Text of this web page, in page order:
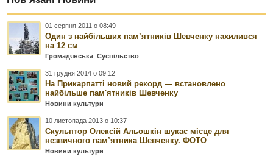
01 серпня 2011 о 08:49
Один з найбільших пам’ятників Шевченку нахилився
на 12 см
Громадянська ,Суспільство
31 грудня 2014 о 09:12
На Прикарпатті новий рекорд — встановлено
найбільше пам'ятників Шевченку
Новини культури
10 листопада 2013 о 10:37
Скульптор Олексій Альошкін шукає місце для
незвичного пам’ятника Шевченку. ФОТО
Новини культури